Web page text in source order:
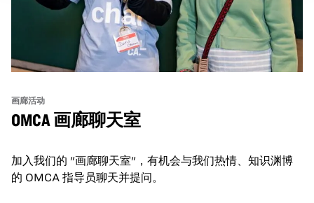
画廊活动
OMCA 画廊聊天室
加入我们的 "画廊聊天室"，有机会与我们热情、知识渊博
的 OMCA 指导员聊天并提问。